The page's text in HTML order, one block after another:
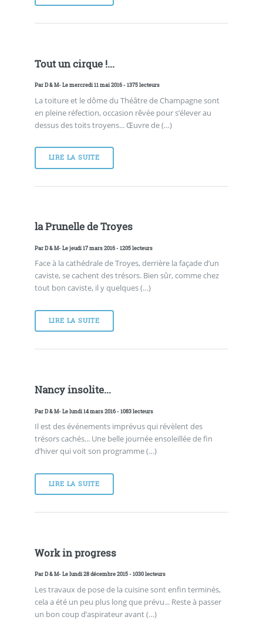
Tout un cirque !...
ParD & M- Le mercredi 11 mai 2016 - 1375 lecteurs
La toiture et le dôme du Théâtre de Champagne sont
en pleine réfection, occasion rêvée pour s’élever au
dessus des toits troyens... Œuvre de (…)
LIRE LA SUITE
la Prunelle de Troyes
ParD & M- Le jeudi 17 mars 2016 - 1205 lecteurs
Face à la cathédrale de Troyes, derrière la façade d’un
caviste, se cachent des trésors. Bien sûr, comme chez
tout bon caviste, il y quelques (…)
LIRE LA SUITE
Nancy insolite...
ParD & M- Le lundi 14 mars 2016 - 1083 lecteurs
Il est des événements imprévus qui révèlent des
trésors cachés... Une belle journée ensoleillée de fin
d’hiver qui voit son programme (…)
LIRE LA SUITE
Work in progress
ParD & M- Le lundi 28 décembre 2015 - 1030 lecteurs
Les travaux de pose de la cuisine sont enfin terminés,
cela a été un peu plus long que prévu... Reste à passer
un bon coup d’aspirateur avant (…)